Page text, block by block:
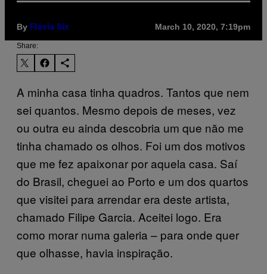
By Flávia Six March 10, 2020, 7:19pm
Share:
A minha casa tinha quadros. Tantos que nem
sei quantos. Mesmo depois de meses, vez
ou outra eu ainda descobria um que não me
tinha chamado os olhos. Foi um dos motivos
que me fez apaixonar por aquela casa. Saí
do Brasil, cheguei ao Porto e um dos quartos
que visitei para arrendar era deste artista,
chamado Filipe Garcia. Aceitei logo. Era
como morar numa galeria – para onde quer
que olhasse, havia inspiração.